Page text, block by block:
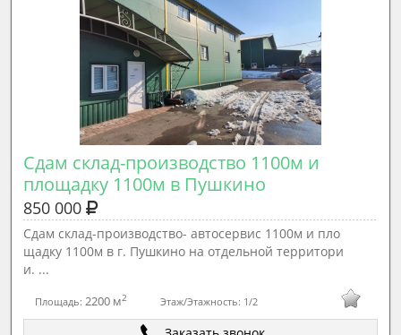
Сдам склад-производство 1100м и
площадку 1100м в Пушкино
850 000
Сдам склад-производство- автосервис 1100м и пло
щадку 1100м в г. Пушкино на отдельной территори
и. ...
Площадь: 2200 м2 Этаж/Этажность: 1/2